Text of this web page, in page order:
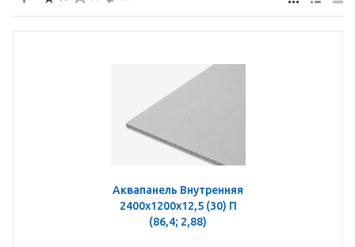
Аквапанель Внутренняя
2400х1200х12,5 (30) П
(86,4; 2,88)